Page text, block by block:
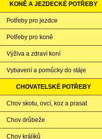
KONĚ A JEZDECKÉ POTŘEBY
Potřeby pro jezdce
Potřeby pro koně
Výživa a zdraví koní
Vybavení a pomůcky do stáje
CHOVATELSKÉ POTŘEBY
Chov skotu, ovcí, koz a prasat
Chov drůbeže
Chov králíků